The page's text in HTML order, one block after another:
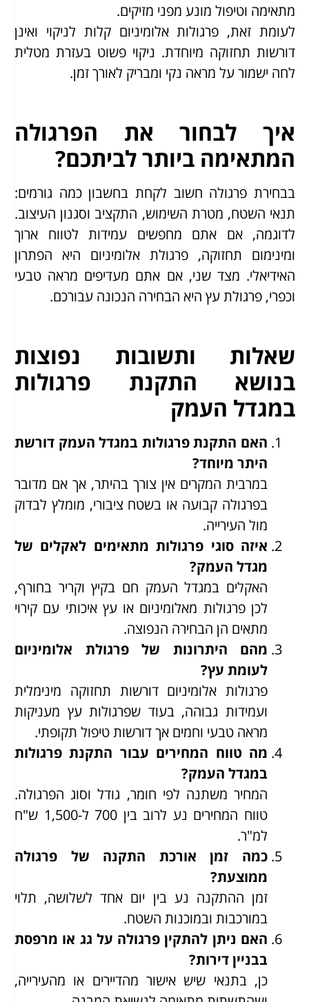
מתאימה וטיפול מונע מפני מזיקים.
לעומת זאת, פרגולות אלומיניום קלות לניקוי ואינן
דורשות תחזוקה מיוחדת. ניקוי פשוט בעזרת מטלית
לחה ישמור על מראה נקי ומבריק לאורך זמן.
איך לבחור את הפרגולה
המתאימה ביותר לביתכם?
בבחירת פרגולה חשוב לקחת בחשבון כמה גורמים:
תנאי השטח, מטרת השימוש, התקציב וסגנון העיצוב.
לדוגמה, אם אתם מחפשים עמידות לטווח ארוך
ומינימום תחזוקה, פרגולת אלומיניום היא הפתרון
האידיאלי. מצד שני, אם אתם מעדיפים מראה טבעי
וכפרי, פרגולת עץ היא הבחירה הנכונה עבורכם.
שאלות ותשובות נפוצות
בנושא התקנת פרגולות
במגדל העמק
האם התקנת פרגולות במגדל העמק דורשת
היתר מיוחד?
במרבית המקרים אין צורך בהיתר, אך אם מדובר
בפרגולה קבועה או בשטח ציבורי, מומלץ לבדוק
מול העירייה.
איזה סוגי פרגולות מתאימים לאקלים של
מגדל העמק?
האקלים במגדל העמק חם בקיץ וקריר בחורף,
לכן פרגולות מאלומיניום או עץ איכותי עם קירוי
מתאים הן הבחירה הנפוצה.
מהם היתרונות של פרגולת אלומיניום
לעומת עץ?
פרגולות אלומיניום דורשות תחזוקה מינימלית
ועמידות גבוהה, בעוד שפרגולות עץ מעניקות
מראה טבעי וחמים אך דורשות טיפול תקופתי.
מה טווח המחירים עבור התקנת פרגולות
במגדל העמק?
המחיר משתנה לפי חומר, גודל וסוג הפרגולה.
טווח המחירים נע לרוב בין 700 ל-1,500 ש"ח
למ"ר.
כמה זמן אורכת התקנה של פרגולה
ממוצעת?
זמן ההתקנה נע בין יום אחד לשלושה, תלוי
במורכבות ובמוכנות השטח.
האם ניתן להתקין פרגולה על גג או מרפסת
בבניין דירות?
כן, בתנאי שיש אישור מהדיירים או מהעירייה,